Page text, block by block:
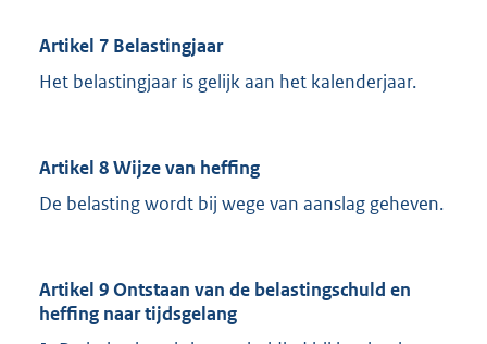
Artikel 7 Belastingjaar
Het belastingjaar is gelijk aan het kalenderjaar.
Artikel 8 Wijze van heffing
De belasting wordt bij wege van aanslag geheven.
Artikel 9 Ontstaan van de belastingschuld en
heffing naar tijdsgelang